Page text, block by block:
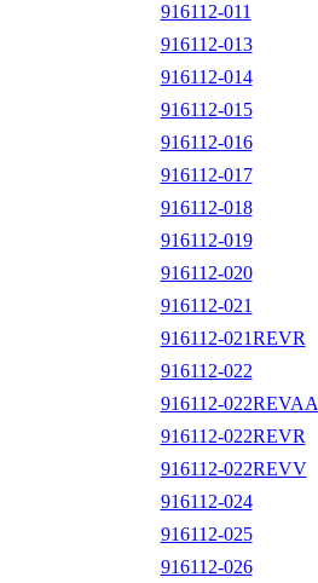
916112-011
916112-013
916112-014
916112-015
916112-016
916112-017
916112-018
916112-019
916112-020
916112-021
916112-021REVR
916112-022
916112-022REVAA
916112-022REVR
916112-022REVV
916112-024
916112-025
916112-026